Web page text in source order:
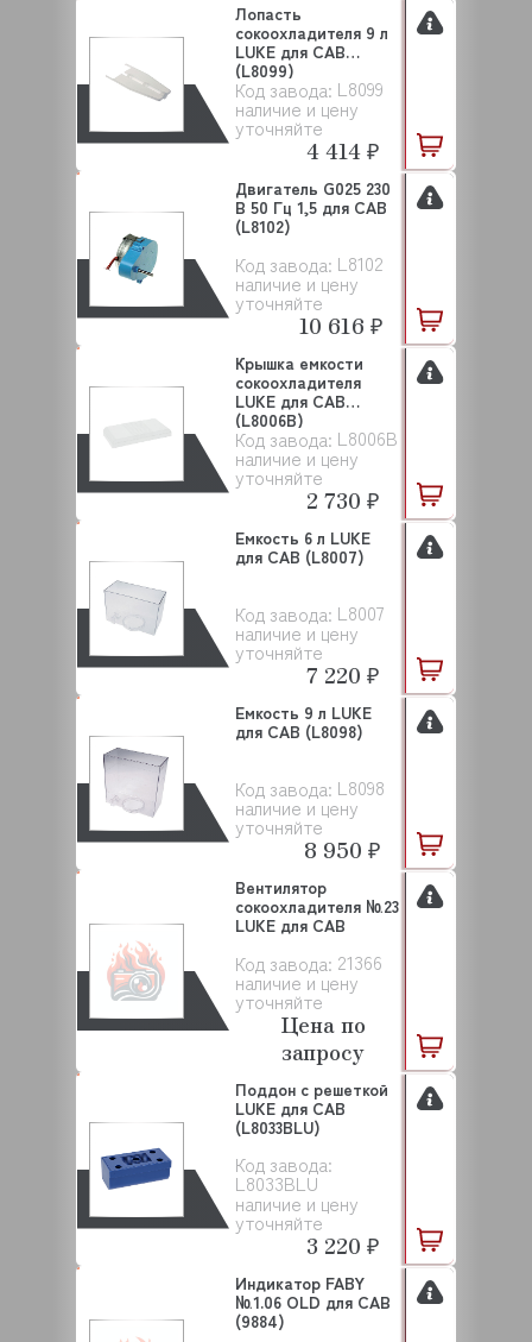
Код завода: L8099
наличие и цену
уточняйте
Лопасть
сокоохладителя 9 л
LUKE для САВ
(L8099)
4 414 ₽
Код завода: L8102
наличие и цену
уточняйте
Двигатель G025 230
В 50 Гц 1,5 для CAB
(L8102)
10 616 ₽
Код завода: L8006B
наличие и цену
уточняйте
Крышка емкости
сокоохладителя
LUKE для CAB
(L8006B)
2 730 ₽
Код завода: L8007
наличие и цену
уточняйте
Емкость 6 л LUKE
для CAB (L8007)
7 220 ₽
Код завода: L8098
наличие и цену
уточняйте
Емкость 9 л LUKE
для CAB (L8098)
8 950 ₽
Код завода: 21366
наличие и цену
уточняйте
Вентилятор
сокоохладителя №23
LUKE для САВ
Цена по
запросу
Код завода:
L8033BLU
наличие и цену
уточняйте
Поддон с решеткой
LUKE для CAB
(L8033BLU)
3 220 ₽
Индикатор FABY
№1.06 OLD для САВ
(9884)